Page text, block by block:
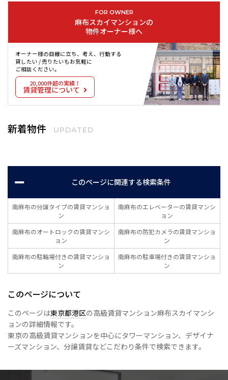
FOR OWNER
麻布スカイマンションの
物件オーナー様へ
オーナー様の目線に立ち、考え、行動する
貸したい / 売りたいもお気軽に
ご相談ください。
20,000件超の実績！
賃貸管理について
新着物件 UPDATED
このページに関連する検索条件
南麻布の分譲タイプの賃貸マンショ
ン
南麻布のエレベーターの賃貸マンシ
ョン
南麻布のオートロックの賃貸マンシ
ョン
南麻布の防犯カメラの賃貸マンショ
ン
南麻布の駐輪場付きの賃貸マンショ
ン
南麻布の駐車場付きの賃貸マンショ
ン
このページについて
このページは東京都港区の高級賃貸マンション麻布スカイマンシ
ョンの詳細情報です。
東京の高級賃貸マンションを中心にタワーマンション、デザイナ
ーズマンション、分譲賃貸などこだわり条件で検索できます。